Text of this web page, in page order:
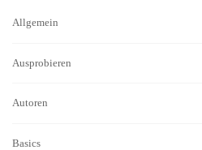
Allgemein
Ausprobieren
Autoren
Basics